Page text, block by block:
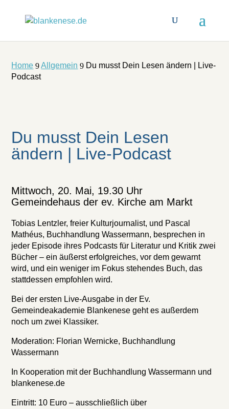
Home 9 Allgemein 9 Du musst Dein Lesen ändern | Live-
Podcast
Du musst Dein Lesen
ändern | Live-Podcast
Mittwoch, 20. Mai, 19.30 Uhr
Gemeindehaus der ev. Kirche am Markt
Tobias Lentzler, freier Kulturjournalist, und Pascal
Mathéus, Buchhandlung Wassermann, besprechen in
jeder Episode ihres Podcasts für Literatur und Kritik zwei
Bücher – ein äußerst erfolgreiches, vor dem gewarnt
wird, und ein weniger im Fokus stehendes Buch, das
stattdessen empfohlen wird.
Bei der ersten Live-Ausgabe in der Ev.
Gemeindeakademie Blankenese geht es außerdem
noch um zwei Klassiker.
Moderation: Florian Wernicke, Buchhandlung
Wassermann
In Kooperation mit der Buchhandlung Wassermann und
blankenese.de
Eintritt: 10 Euro – ausschließlich über